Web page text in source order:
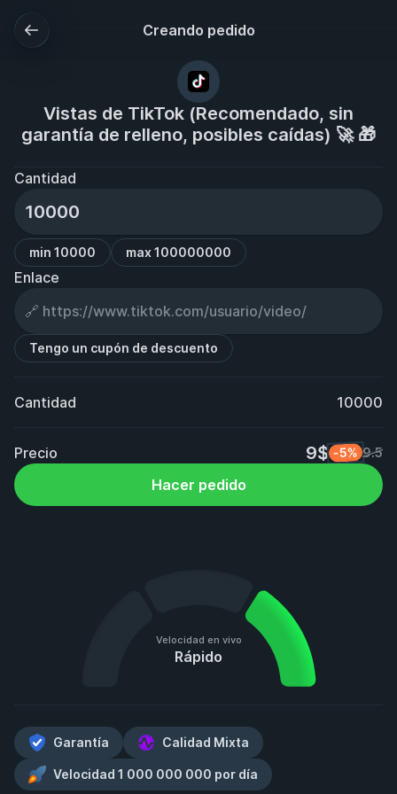
Creando pedido
Vistas de TikTok (Recomendado, sin
garantía de relleno, posibles caídas) 🚀 🎁
Cantidad
min 10000 max 100000000
Enlace
Tengo un cupón de descuento
Cantidad 10000
Precio 9$ -5% 9.5
Hacer pedido
Velocidad en vivo
Rápido
Garantía Calidad Mixta
Velocidad 1 000 000 000 por día